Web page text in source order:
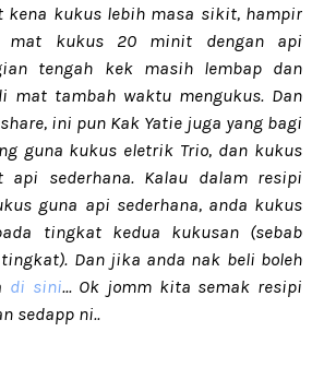
kukus lebih masa sikit, hampir
mat kukus 20 minit dengan api
tengah kek masih lembap dan
mat tambah waktu mengukus. Dan
ini pun Kak Yatie juga yang bagi
guna kukus eletrik Trio, dan kukus
sederhana. Kalau dalam resipi
guna api sederhana, anda kukus
tingkat kedua kukusan (sebab
Dan jika anda nak beli boleh
di sini... Ok jomm kita semak resipi
sedapp ni..